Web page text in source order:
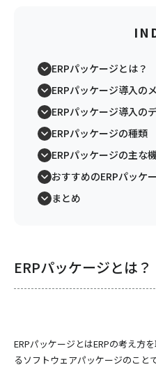
ERPパッケージとは？
ERPパッケージ導入の
ERPパッケージ導入の
ERPパッケージの種類
ERPパッケージの主な
おすすめのERPパッケ
まとめ
ERPパッケージとは？
ERPパッケージとはERPの考え方
るソフトウェアパッケージのことで